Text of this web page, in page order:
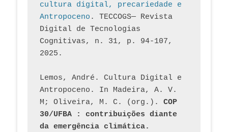
cultura digital, precariedade e
Antropoceno . TECCOGS— Revista
Digital de Tecnologias
Cognitivas, n. 31, p. 94-107,
2025.
Lemos, André. Cultura Digital e
Antropoceno. In Madeira, A. V.
M; Oliveira, M. C. (org.). COP
30/UFBA : contribuições diante
da emergência climática.